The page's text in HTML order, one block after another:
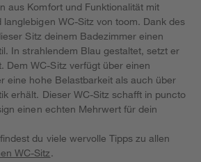
aus Komfort und Funktionalität mit
WC-Sitz von toom. Dank des
Sitz deinem Badezimmer einen
In strahlendem Blau gestaltet, setzt er
Dem WC-Sitz verfügt über einen
eine hohe Belastbarkeit als auch über
erhält. Dieser WC-Sitz schafft in puncto
einen echten Mehrwert für dein
du viele wervolle Tipps zu allen
WC-Sitz.